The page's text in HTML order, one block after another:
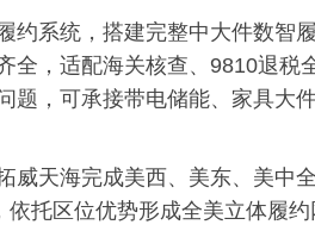
约系统，搭建完整中大件数智
全，适配海关核查、9810退
题，可承接带电储能、家具大
威天海完成美西、美东、美中
依托区位优势形成全美立体履